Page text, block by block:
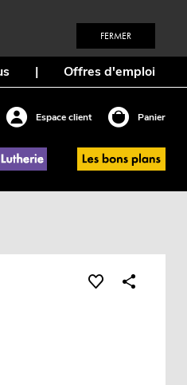
FERMER
| Offres d'emploi
Espace client Panier